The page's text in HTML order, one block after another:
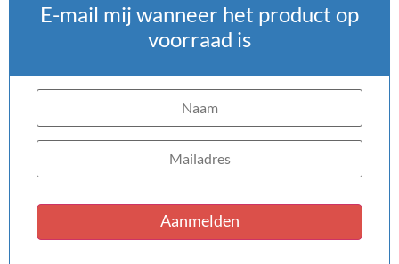
E-mail mij wanneer het product op
voorraad is
Aanmelden